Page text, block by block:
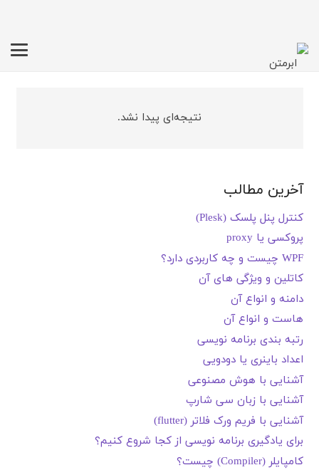
نتیجه‌ای پیدا نشد.
آخرین مطالب
کنترل پنل پلسک (Plesk)
پروکسی یا proxy
WPF چیست و چه کاربردی دارد؟
کاتلین و ویژگی های آن
دامنه و انواع آن
هاست و انواع آن
رتبه بندی برنامه نویسی
اعداد باینری یا دودویی
آشنایی با هوش مصنوعی
آشنایی با زبان سی شارپ
آشنایی با فریم ورک فلاتر (flutter)
برای یادگیری برنامه نویسی از کجا شروع کنیم؟
کامپایلر (Compiler) چیست؟